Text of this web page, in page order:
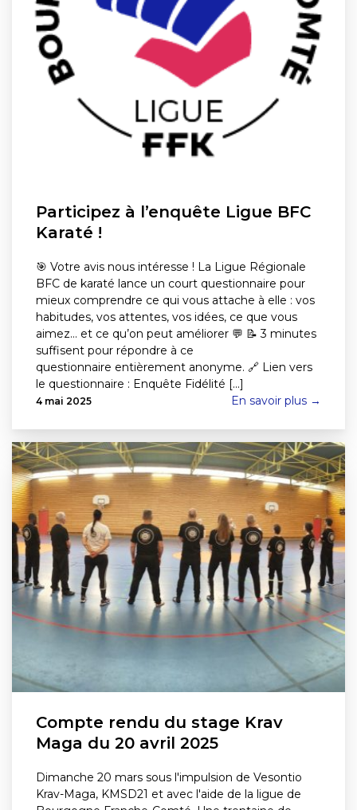
Participez à l’enquête Ligue BFC
Karaté !
🎯 Votre avis nous intéresse ! La Ligue Régionale
BFC de karaté lance un court questionnaire pour
mieux comprendre ce qui vous attache à elle : vos
habitudes, vos attentes, vos idées, ce que vous
aimez... et ce qu’on peut améliorer 💬 📝 3 minutes
suffisent pour répondre à ce
questionnaire entièrement anonyme. 🔗 Lien vers
le questionnaire : Enquête Fidélité [...]
4 mai 2025 En savoir plus →
Compte rendu du stage Krav
Maga du 20 avril 2025
Dimanche 20 mars sous l'impulsion de Vesontio
Krav-Maga, KMSD21 et avec l'aide de la ligue de